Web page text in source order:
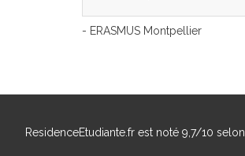
- ERASMUS Montpellier
ResidenceEtudiante.frest noté 9,7/10 selon